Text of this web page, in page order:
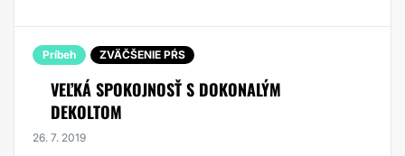
Príbeh ZVÄČŠENIE PŔS
VEĽKÁ SPOKOJNOSŤ S DOKONALÝM
DEKOLTOM
26. 7. 2019